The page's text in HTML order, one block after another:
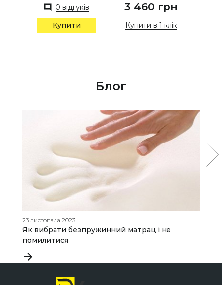
0 відгуків 3 460 грн
Купити Купити в 1 клік
Блог
23 листопада 2023
Як вибрати безпружинний матрац і не
помилитися